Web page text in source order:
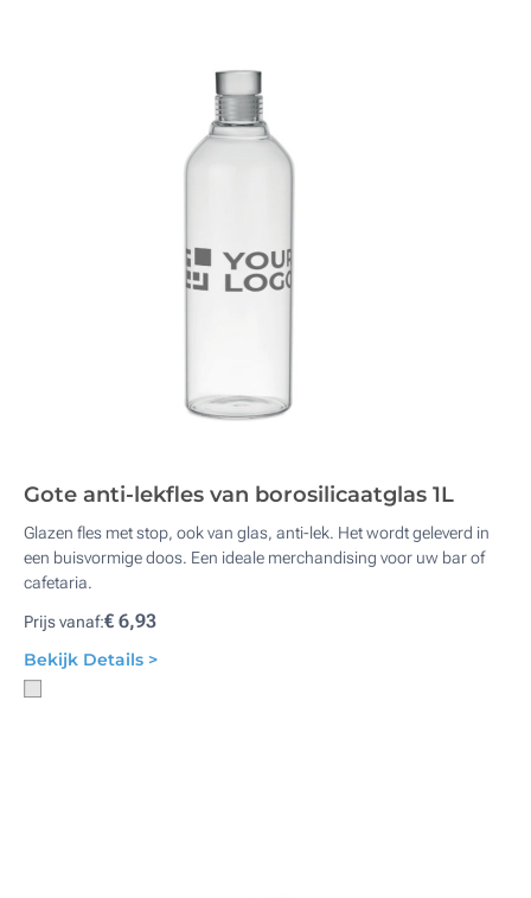
Gote anti-lekfles van borosilicaatglas 1L
Glazen fles met stop, ook van glas, anti-lek. Het wordt geleverd in
een buisvormige doos. Een ideale merchandising voor uw bar of
cafetaria.
Prijs vanaf:€ 6,93
Bekijk Details >